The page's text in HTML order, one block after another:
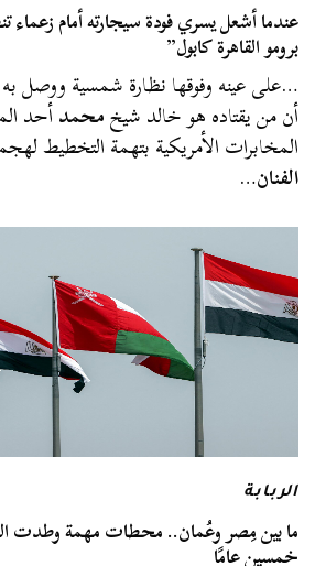
عندما أشعل يسري فودة سيجارته أمام زعماء
برومو القاهرة كابول”
…على عينه وفوقها نظارة شمسية ووصل
أن من يقتاده هو خالد شيخمحمدأحد
المخابرات الأمريكية بتهمة التخطيط
الفنان…
الربابة
ما بين مِصر وعُمان.. محطات مهمة وطدت
خمسين عامًا